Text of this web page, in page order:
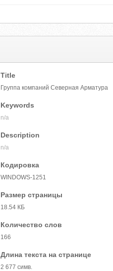
Title
Группа компаний Северная Арматура
Keywords
n/a
Description
n/a
Кодировка
WINDOWS-1251
Размер страницы
18.54 КБ
Количество слов
166
Длина текста на странице
2 677 симв.